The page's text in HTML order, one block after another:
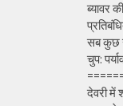
ब्यावर
सब कुछ
चुप:
देवरी में